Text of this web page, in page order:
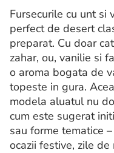
Fursecurile cu unt si
perfect de desert
preparat. Cu doar
zahar, ou, vanilie si
o aroma bogata de
topeste in gura.
modela aluatul nu
cum este sugerat
sau forme tematice
ocazii festive, zile de